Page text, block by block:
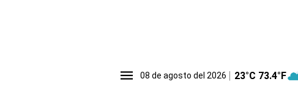
08 de agosto del 2026 23°C 73.4°F